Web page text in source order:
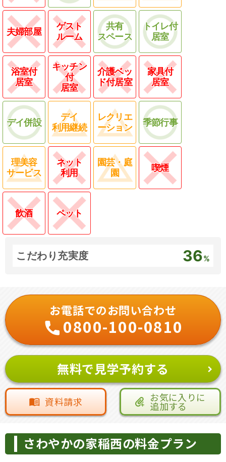
夫婦部屋
ゲスト
ルーム
共有
スペース
トイレ付
居室
浴室付
居室
キッチン
付
居室
介護ベッ
ド付居室
家具付
居室
デイ併設
デイ
利用継続
レクリエ
ーション
季節行事
理美容
サービス
ネット
利用
園芸・庭
園
喫煙
飲酒 ペット
こだわり充実度 36%
お電話でのお問い合わせ
0800-100-0810
無料で見学予約する
資料請求 お気に入りに
追加する
さわやかの家稲西の料金プラン